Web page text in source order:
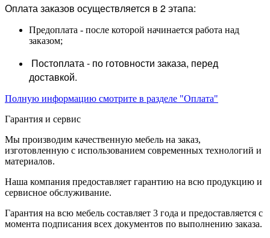
Оплата заказов осуществляется в 2 этапа:
Предоплата - после которой начинается работа над
заказом;
Постоплата - по готовности заказа, перед
доставкой.
Полную информацию смотрите в разделе "Оплата"
Гарантия и сервис
Мы производим качественную мебель на заказ,
изготовленную с использованием современных технологий и
материалов.
Наша компания предоставляет гарантию на всю продукцию и
сервисное обслуживание.
Гарантия на всю мебель составляет 3 года и предоставляется с
момента подписания всех документов по выполнению заказа.